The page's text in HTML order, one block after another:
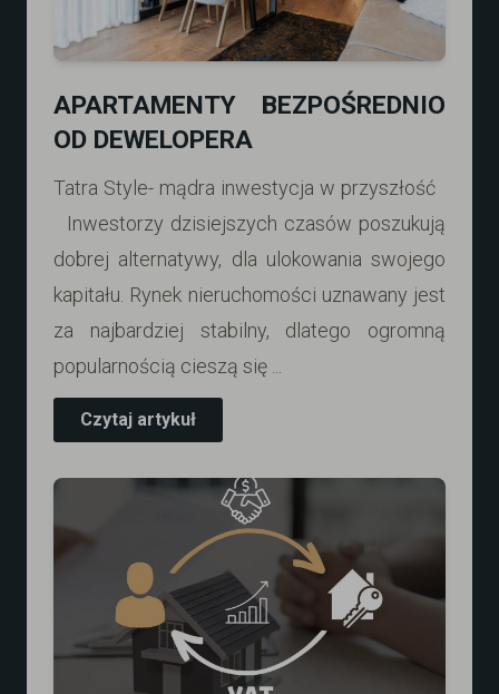
APARTAMENTY BEZPOŚREDNIO
OD DEWELOPERA
Tatra Style- mądra inwestycja w przyszłość
Inwestorzy dzisiejszych czasów poszukują
dobrej alternatywy, dla ulokowania swojego
kapitału. Rynek nieruchomości uznawany jest
za najbardziej stabilny, dlatego ogromną
popularnością cieszą się ...
Czytaj artykuł